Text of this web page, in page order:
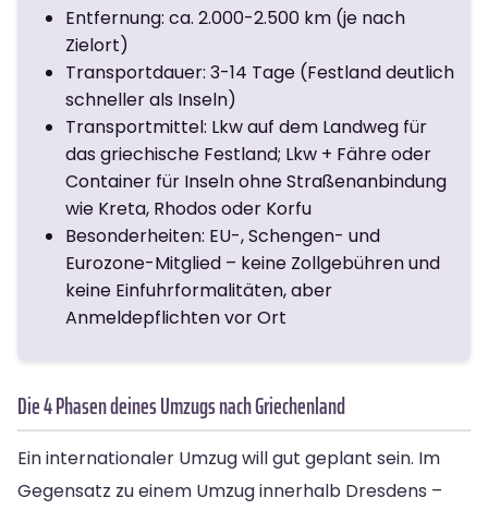
Entfernung: ca. 2.000-2.500 km (je nach
Zielort)
Transportdauer: 3-14 Tage (Festland deutlich
schneller als Inseln)
Transportmittel: Lkw auf dem Landweg für
das griechische Festland; Lkw + Fähre oder
Container für Inseln ohne Straßenanbindung
wie Kreta, Rhodos oder Korfu
Besonderheiten: EU-, Schengen- und
Eurozone-Mitglied – keine Zollgebühren und
keine Einfuhrformalitäten, aber
Anmeldepflichten vor Ort
Die 4 Phasen deines Umzugs nach Griechenland
Ein internationaler Umzug will gut geplant sein. Im
Gegensatz zu einem Umzug innerhalb Dresdens –